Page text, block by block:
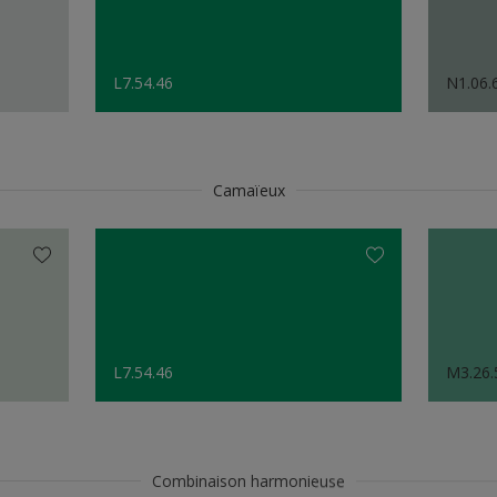
L7.54.46
Camaïeux
L7.54.46
Combinaison harmonieuse